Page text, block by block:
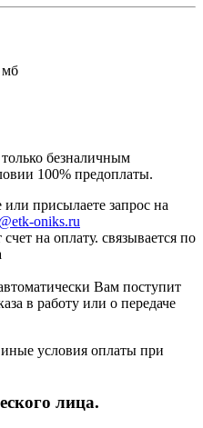
мб
безналичным
100% предоплаты.
или присылаете запрос на
oniks.ru
на оплату. связывается по
Вам поступит
в работу или о передаче
условия оплаты при
лица.